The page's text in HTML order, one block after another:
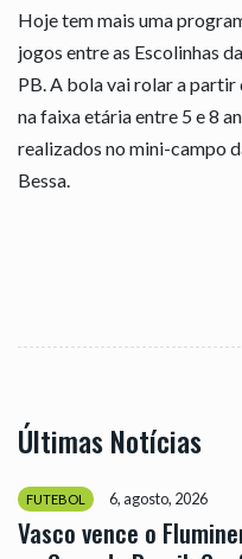
Hoje tem mais uma
jogos entre as Escolinhas
PB. A bola vai rolar a
na faixa etária entre 5 e 8
realizados no mini-campo
Bessa.
Últimas Notícias
FUTEBOL 6, agosto, 2026
Vasco vence o